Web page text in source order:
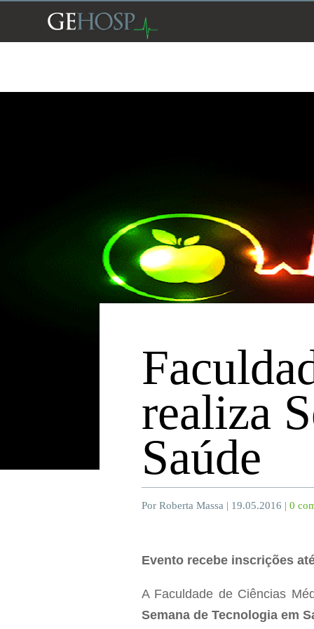
realiza
Saúde
Por Roberta Massa | 19.05.2016 | 0
Evento recebe inscrições
A Faculdade de Ciências
Semana de Tecnologia em